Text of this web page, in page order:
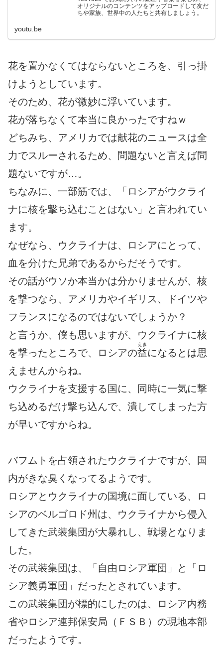
オリジナルのコンテンツをアップロードして友だ
ちや家族、世界中の人たちと共有しましょう。
youtu.be
花を置かなくてはならないところを、引っ掛
けようとしています。
そのため、花が微妙に浮いています。
花が落ちなくて本当に良かったですねｗ
どちみち、アメリカでは献花のニュースは全
力でスルーされるため、問題ないと言えば問
題ないですが…。
ちなみに、一部筋では、「ロシアがウクライ
ナに核を撃ち込むことはない」と言われてい
ます。
なぜなら、ウクライナは、ロシアにとって、
血を分けた兄弟であるからだそうです。
その話がウソか本当かは分かりませんが、核
を撃つなら、アメリカやイギリス、ドイツや
フランスになるのではないでしょうか？
と言うか、僕も思いますが、ウクライナに核
を撃ったところで、ロシアの益
えき
になるとは思
えませんからね。
ウクライナを支援する国に、同時に一気に撃
ち込めるだけ撃ち込んで、潰してしまった方
が早いですからね。
バフムトを占領されたウクライナですが、国
内がきな臭くなってるようです。
ロシアとウクライナの国境に面している、ロ
シアのベルゴロド州は、ウクライナから侵入
してきた武装集団が大暴れし、戦場となりま
した。
その武装集団は、「自由ロシア軍団」と「ロ
シア義勇軍団」だったとされています。
この武装集団が標的にしたのは、ロシア内務
省やロシア連邦保安局（ＦＳＢ）の現地本部
だったようです。